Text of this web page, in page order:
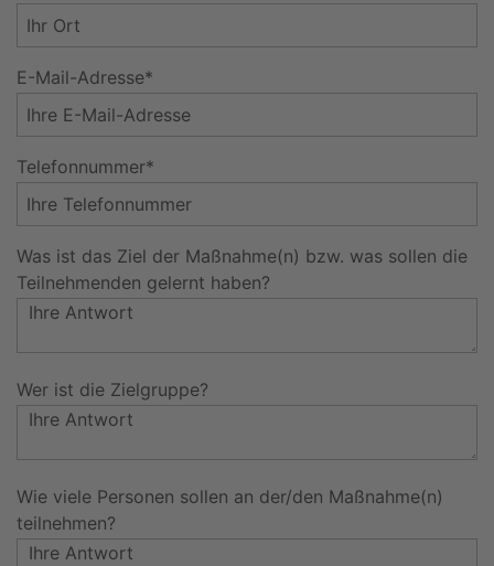
E-Mail-Adresse*
Telefonnummer*
Was ist das Ziel der Maßnahme(n) bzw. was sollen die
Teilnehmenden gelernt haben?
Wer ist die Zielgruppe?
Wie viele Personen sollen an der/den Maßnahme(n)
teilnehmen?